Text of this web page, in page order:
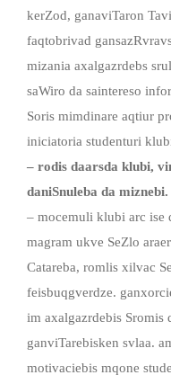
kerZod, ganaviTaron
faqtobrivad
mizania axalgazrdebs
saWiro da saintereso
Soris mimdinare aqtiur
iniciatoria studenturi
– rodis daarsda klubi,
daniSnuleba da miznebi.
– mocemuli klubi arc ise
magram ukve SeZlo
Catareba, romlis xilvac
feisbuqgverdze.
im axalgazrdebis Sromis
ganviTarebisken svlaa.
motivaciebis mqone